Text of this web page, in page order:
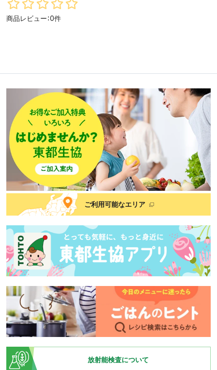
商品レビュー：0件
ご利用可能なエリア
放射能検査について